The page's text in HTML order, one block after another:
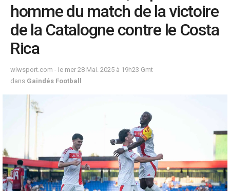
homme du match de la victoire
de la Catalogne contre le Costa
Rica
wiwsport.com - le mer 28 Mai. 2025 à 19h23 Gmt
dans Gaindés Football